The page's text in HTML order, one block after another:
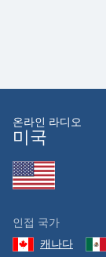
Style
Font
Family
Reset
Done
온라인 라디오
미국
인접 국가
캐나다